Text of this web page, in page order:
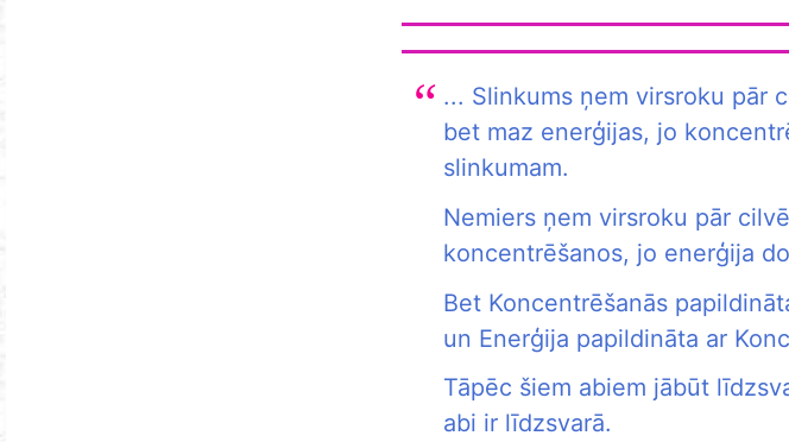
... Slinkums ņem virsroku pār
bet maz enerģijas, jo
slinkumam.
Nemiers ņem virsroku pār
koncentrēšanos, jo enerģija
Bet Koncentrēšanās
un Enerģija papildināta ar
Tāpēc šiem abiem jābūt
abi ir līdzsvarā.